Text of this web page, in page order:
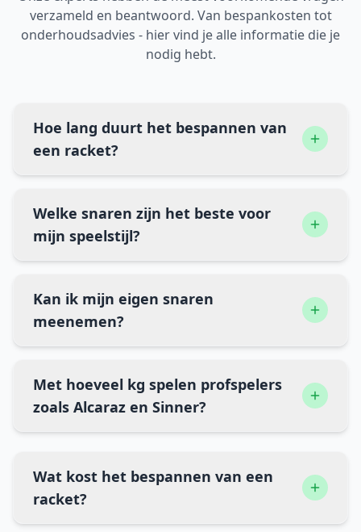
verzameld en beantwoord. Van bespankosten tot
onderhoudsadvies - hier vind je alle informatie die je
nodig hebt.
Hoe lang duurt het bespannen van
een racket?
Welke snaren zijn het beste voor
mijn speelstijl?
Kan ik mijn eigen snaren
meenemen?
Met hoeveel kg spelen profspelers
zoals Alcaraz en Sinner?
Wat kost het bespannen van een
racket?